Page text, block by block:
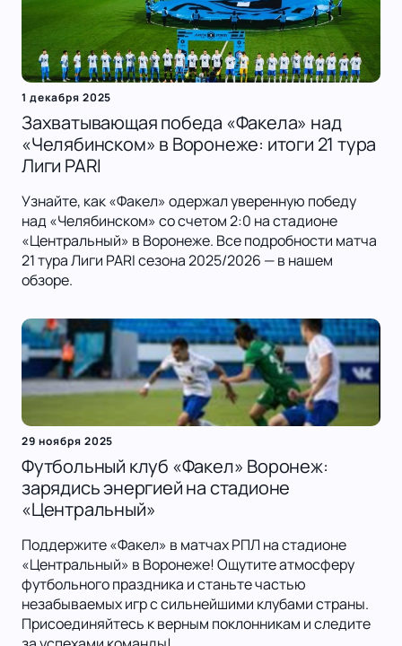
1 декабря 2025
Захватывающая победа «Факела» над
«Челябинском» в Воронеже: итоги 21 тура
Лиги PARI
Узнайте, как «Факел» одержал уверенную победу
над «Челябинском» со счетом 2:0 на стадионе
«Центральный» в Воронеже. Все подробности матча
21 тура Лиги PARI сезона 2025/2026 — в нашем
обзоре.
29 ноября 2025
Футбольный клуб «Факел» Воронеж:
зарядись энергией на стадионе
«Центральный»
Поддержите «Факел» в матчах РПЛ на стадионе
«Центральный» в Воронеже! Ощутите атмосферу
футбольного праздника и станьте частью
незабываемых игр с сильнейшими клубами страны.
Присоединяйтесь к верным поклонникам и следите